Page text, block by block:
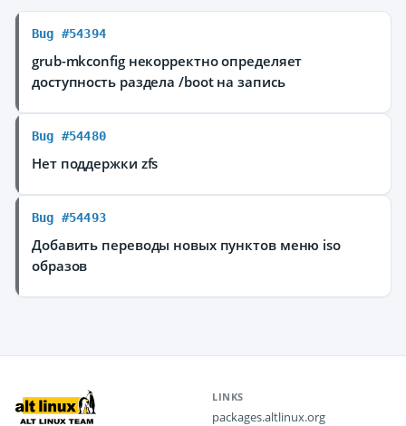
Bug #54394
grub-mkconfig некорректно определяет
доступность раздела /boot на запись
Bug #54480
Нет поддержки zfs
Bug #54493
Добавить переводы новых пунктов меню iso
образов
LINKS
packages.altlinux.org